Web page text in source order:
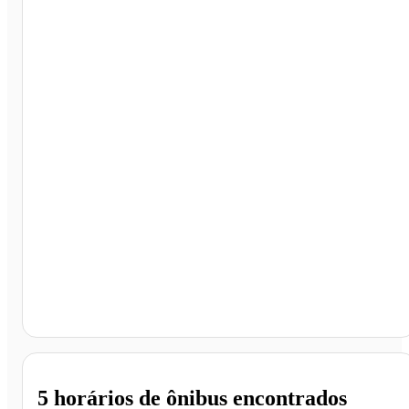
5 horários de ônibus encontrados